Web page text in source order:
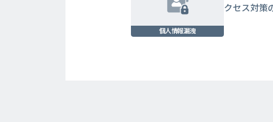
個人情報漏洩
クセス対策